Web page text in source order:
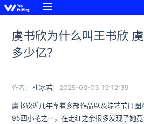
虞书欣为什么叫王书欣
多少亿？
作者： 杜冰若 2025-09-03 13:12:39
虞书欣近几年靠着多部作品以及综艺节目圈
95四小花之一，在走红之余很多发现了她